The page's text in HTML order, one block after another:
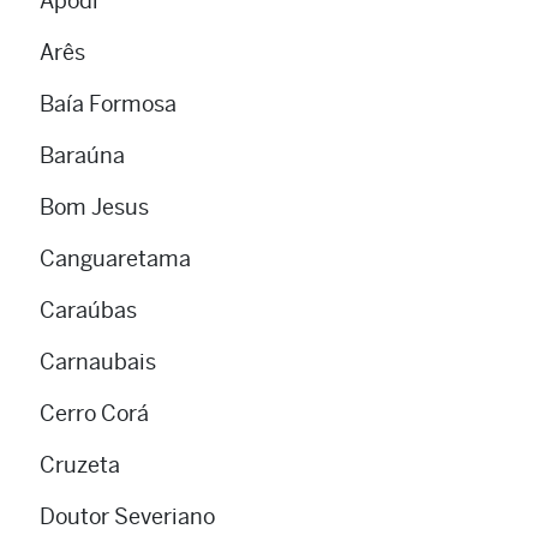
Arês
Baía Formosa
Baraúna
Bom Jesus
Canguaretama
Caraúbas
Carnaubais
Cerro Corá
Cruzeta
Doutor Severiano